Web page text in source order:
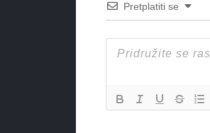
Pretplatiti se